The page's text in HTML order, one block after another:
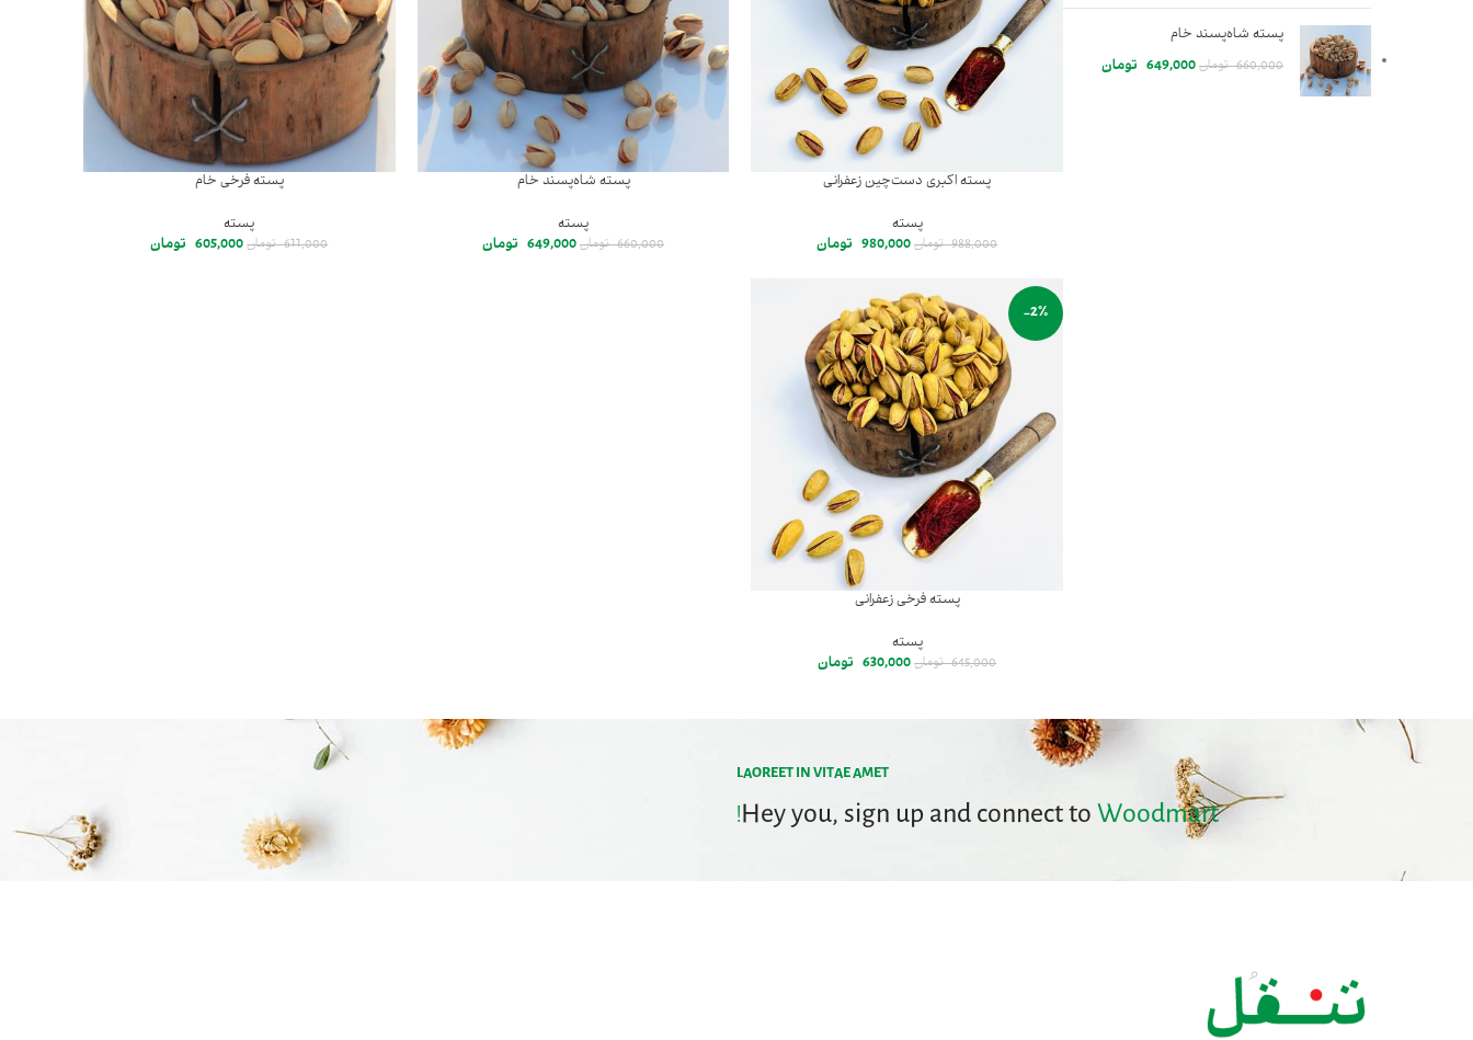
پسته شاه‌پسند خام
660,000 تومان649,000 تومان
پسته اکبری دست‌چین زعفرانی
پسته
988,000 تومان980,000 تومان
پسته شاه‌پسند خام
پسته
660,000 تومان649,000 تومان
پسته فرخی خام
پسته
611,000 تومان 605,000 تومان
-2%
پسته فرخی زعفرانی
پسته
645,000 تومان630,000 تومان
LAOREET IN VITAE AMET
Hey you, sign up and connect toWoodmart!